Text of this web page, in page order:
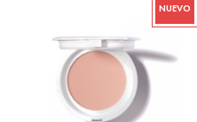
NUEVO